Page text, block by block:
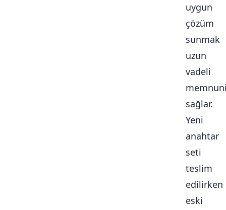
uygun
çözüm
sunmak
uzun
vadeli
sağlar.
Yeni
anahtar
seti
teslim
edilirken
eski